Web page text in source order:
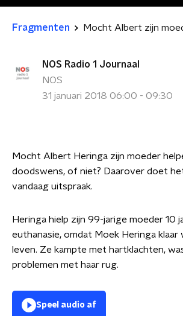
Fragmenten
NOS Radio 1 Journaal
NOS
31 januari 2018 06:00 - 09:30
Mocht Albert Heringa zijn moeder
doodswens, of niet? Daarover doet
vandaag uitspraak.
Heringa hielp zijn 99-jarige moeder 10
euthanasie, omdat Moek Heringa klaar
leven. Ze kampte met hartklachten,
problemen met haar rug.
Speel audio af